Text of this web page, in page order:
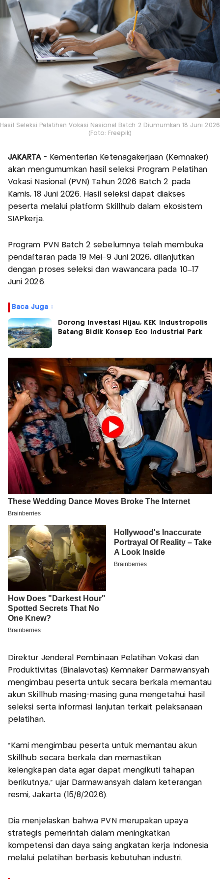
Hasil Seleksi Pelatihan Vokasi Nasional Batch 2 Diumumkan 18 Juni 2026
(Foto: Freepik)
JAKARTA - Kementerian Ketenagakerjaan (Kemnaker)
akan mengumumkan hasil seleksi Program Pelatihan
Vokasi Nasional (PVN) Tahun 2026 Batch 2 pada
Kamis, 18 Juni 2026. Hasil seleksi dapat diakses
peserta melalui platform Skillhub dalam ekosistem
SIAPkerja.
Program PVN Batch 2 sebelumnya telah membuka
pendaftaran pada 19 Mei–9 Juni 2026, dilanjutkan
dengan proses seleksi dan wawancara pada 10–17
Juni 2026.
Baca Juga :
Dorong Investasi Hijau, KEK Industropolis
Batang Bidik Konsep Eco Industrial Park
Direktur Jenderal Pembinaan Pelatihan Vokasi dan
Produktivitas (Binalavotas) Kemnaker Darmawansyah
mengimbau peserta untuk secara berkala memantau
akun Skillhub masing-masing guna mengetahui hasil
seleksi serta informasi lanjutan terkait pelaksanaan
pelatihan.
"Kami mengimbau peserta untuk memantau akun
Skillhub secara berkala dan memastikan
kelengkapan data agar dapat mengikuti tahapan
berikutnya," ujar Darmawansyah dalam keterangan
resmi, Jakarta (15/8/2026).
Dia menjelaskan bahwa PVN merupakan upaya
strategis pemerintah dalam meningkatkan
kompetensi dan daya saing angkatan kerja Indonesia
melalui pelatihan berbasis kebutuhan industri.